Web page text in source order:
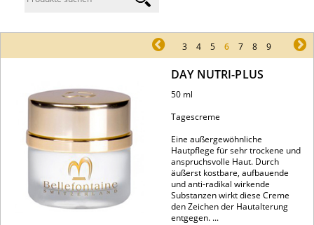
pr 3 4 5 6 7 8 9
DAY NUTRI-PLUS
50 ml
Tagescreme
Eine außergewöhnliche
Hautpflege für sehr trockene und
anspruchsvolle Haut. Durch
äußerst kostbare, aufbauende
und anti-radikal wirkende
Substanzen wirkt diese Creme
den Zeichen der Hautalterung
entgegen. ...